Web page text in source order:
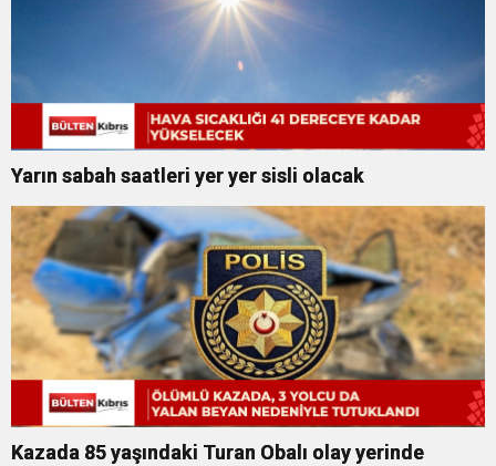
Yarın sabah saatleri yer yer sisli olacak
Kazada 85 yaşındaki Turan Obalı olay yerinde